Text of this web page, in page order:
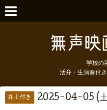
学校の
活弁・生演奏付
弁士付き 2025-04-05 (